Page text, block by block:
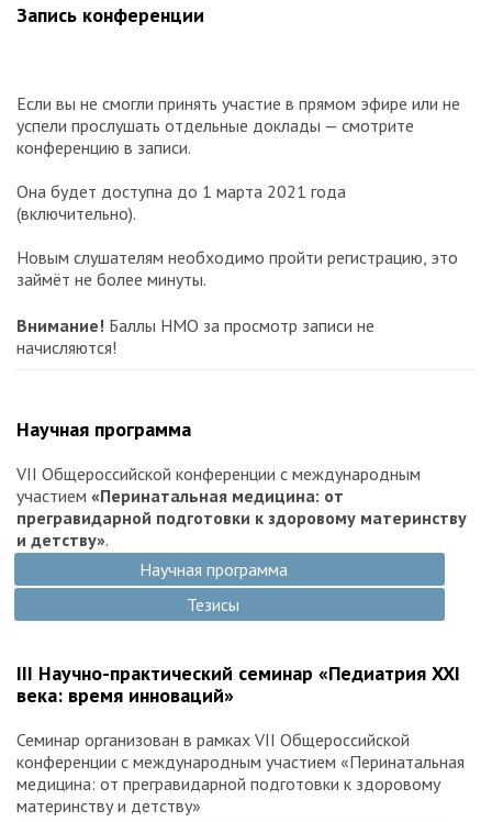
Запись конференции
Если вы не смогли принять участие в прямом эфире или не
успели прослушать отдельные доклады — смотрите
конференцию в записи.
Она будет доступна до 1 марта 2021 года
(включительно).
Новым слушателям необходимо пройти регистрацию, это
займёт не более минуты.
Внимание! Баллы НМО за просмотр записи не
начисляются!
Научная программа
VII Общероссийской конференции с международным
участием «Перинатальная медицина: от
прегравидарной подготовки к здоровому материнству
и детству».
Научная программа
Тезисы
III Научно-практический семинар «Педиатрия XXI
века: время инноваций»
Семинар организован в рамках VII Общероссийской
конференции с международным участием «Перинатальная
медицина: от прегравидарной подготовки к здоровому
материнству и детству»